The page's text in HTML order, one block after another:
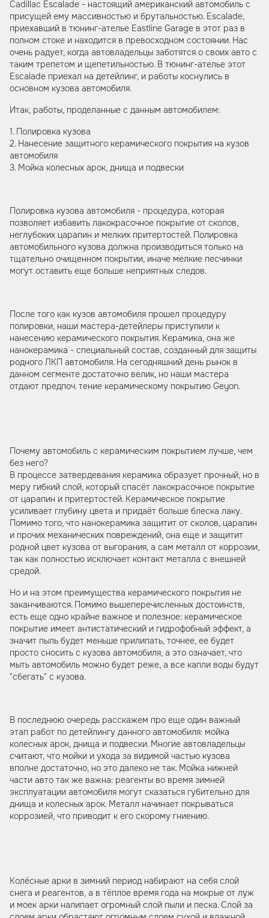
Cadillac Escalade - настоящий американский автомобиль с
присущей ему массивностью и брутальностью. Escalade,
приехавший в тюнинг-ателье Eastline Garage в этот раз в
полном стоке и находится в превосходном состоянии. Нас
очень радует, когда автовладельцы заботятся о своих авто с
таким трепетом и щепетильностью. В тюнинг-ателье этот
Escalade приехал на детейлинг, и работы коснулись в
основном кузова автомобиля.
Итак, работы, проделанные с данным автомобилем:
1. Полировка кузова
2. Нанесение защитного керамического покрытия на кузов
автомобиля
3. Мойка колесных арок, днища и подвески
Полировка кузова автомобиля - процедура, которая
позволяет избавить лакокрасочное покрытие от сколов,
неглубоких царапин и мелких притертостей. Полировка
автомобильного кузова должна производиться только на
тщательно очищенном покрытии, иначе мелкие песчинки
могут оставить еще больше неприятных следов.
После того как кузов автомобиля прошел процедуру
полировки, наши мастера-детейлеры приступили к
нанесению керамического покрытия. Керамика, она же
нанокерамика - специальный состав, созданный для защиты
родного ЛКП автомобиля. На сегодняшний день рынок в
данном сегменте достаточно велик, но наши мастера
отдают предпоч. тение керамическому покрытию Geyon.
Почему автомобиль с керамическим покрытием лучше, чем
без него?
В процессе затвердевания керамика образует прочный, но в
меру гибкий слой, который спасёт лакокрасочное покрытие
от царапин и притертостей. Керамическое покрытие
усиливает глубину цвета и придаёт больше блеска лаку.
Помимо того, что нанокерамика защитит от сколов, царапин
и прочих механических повреждений, она еще и защитит
родной цвет кузова от выгорания, а сам металл от коррозии,
так как полностью исключает контакт металла с внешней
средой.
Но и на этом преимущества керамического покрытия не
заканчиваются. Помимо вышеперечисленных достоинств,
есть еще одно крайне важное и полезное: керамическое
покрытие имеет антистатический и гидрофобный эффект, а
значит пыль будет меньше прилипать, точнее, ее будет
просто сносить с кузова автомобиля, а это означает, что
мыть автомобиль можно будет реже, а все капли воды будут
"сбегать" с кузова.
В последнюю очередь расскажем про еще один важный
этап работ по детейлингу данного автомобиля: мойка
колесных арок, днища и подвески. Многие автовладельцы
считают, что мойки и ухода за видимой частью кузова
вполне достаточно, но это далеко не так. Мойка нижней
части авто так же важна: реагенты во время зимней
эксплуатации автомобиля могут сказаться губительно для
днища и колесных арок. Металл начинает покрываться
коррозией, что приводит к его скорому гниению.
Колёсные арки в зимний период набирают на себя слой
снега и реагентов, а в тёплое время года на мокрые от луж
и моек арки налипает огромный слой пыли и песка. Слой за